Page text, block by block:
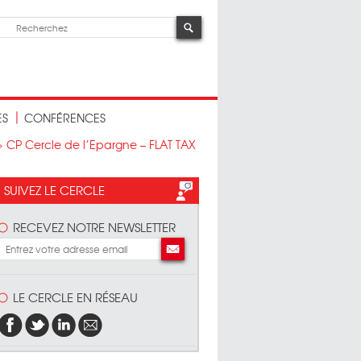
CONFÉRENCES
CP Cercle de l’Epargne – FLAT TAX
SUIVEZ LE CERCLE
RECEVEZ NOTRE NEWSLETTER
LE CERCLE EN RÉSEAU